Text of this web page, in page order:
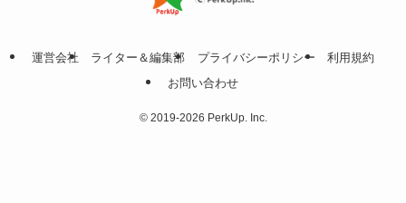
運営会社 ライター＆編集部 プライバシーポリシー
利用規約
お問い合わせ
©2019-2026 PerkUp. Inc.